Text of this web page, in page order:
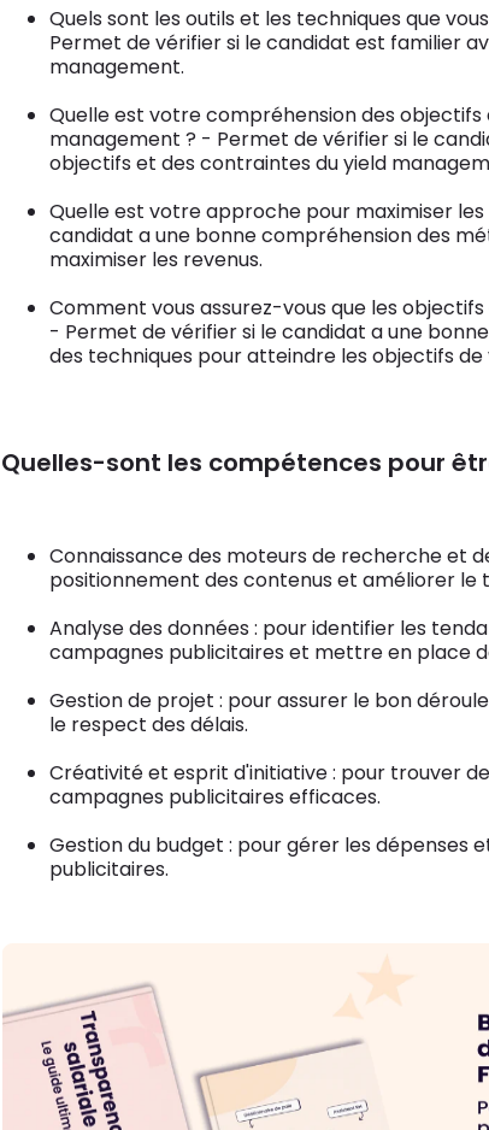
Quels sont les outils et les techniques que
Permet de vérifier si le candidat est familier
management.
Quelle est votre compréhension des
management ? - Permet de vérifier si le
objectifs et des contraintes du yield
Quelle est votre approche pour maximiser
candidat a une bonne compréhension des
maximiser les revenus.
Comment vous assurez-vous que les
- Permet de vérifier si le candidat a une
des techniques pour atteindre les objectifs
Quelles-sont les compétences pour
Connaissance des moteurs de recherche et
positionnement des contenus et améliorer le
Analyse des données : pour identifier les
campagnes publicitaires et mettre en place
Gestion de projet : pour assurer le bon
le respect des délais.
Créativité et esprit d'initiative : pour trouver
campagnes publicitaires efficaces.
Gestion du budget : pour gérer les dépenses
publicitaires.